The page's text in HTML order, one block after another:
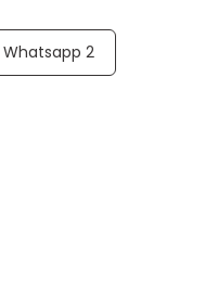
Whatsapp 2